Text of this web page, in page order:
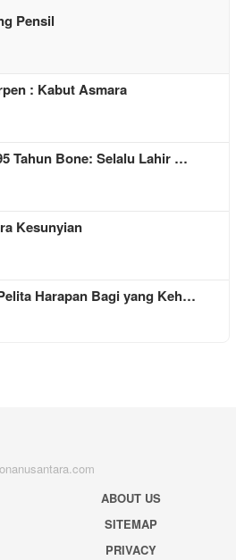
Pensil
: Kabut Asmara
Tahun Bone: Selalu Lahir …
Kesunyian
Harapan Bagi yang Keh…
ABOUT US
SITEMAP
PRIVACY